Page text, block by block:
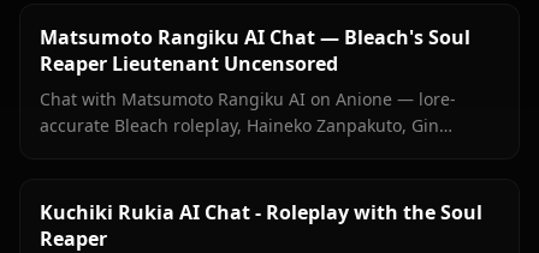
Matsumoto Rangiku AI Chat — Bleach's Soul
Reaper Lieutenant Uncensored
Chat with Matsumoto Rangiku AI on Anione — lore-
accurate Bleach roleplay, Haineko Zanpakuto, Gin
Kuchiki Rukia AI Chat - Roleplay with the Soul
Reaper